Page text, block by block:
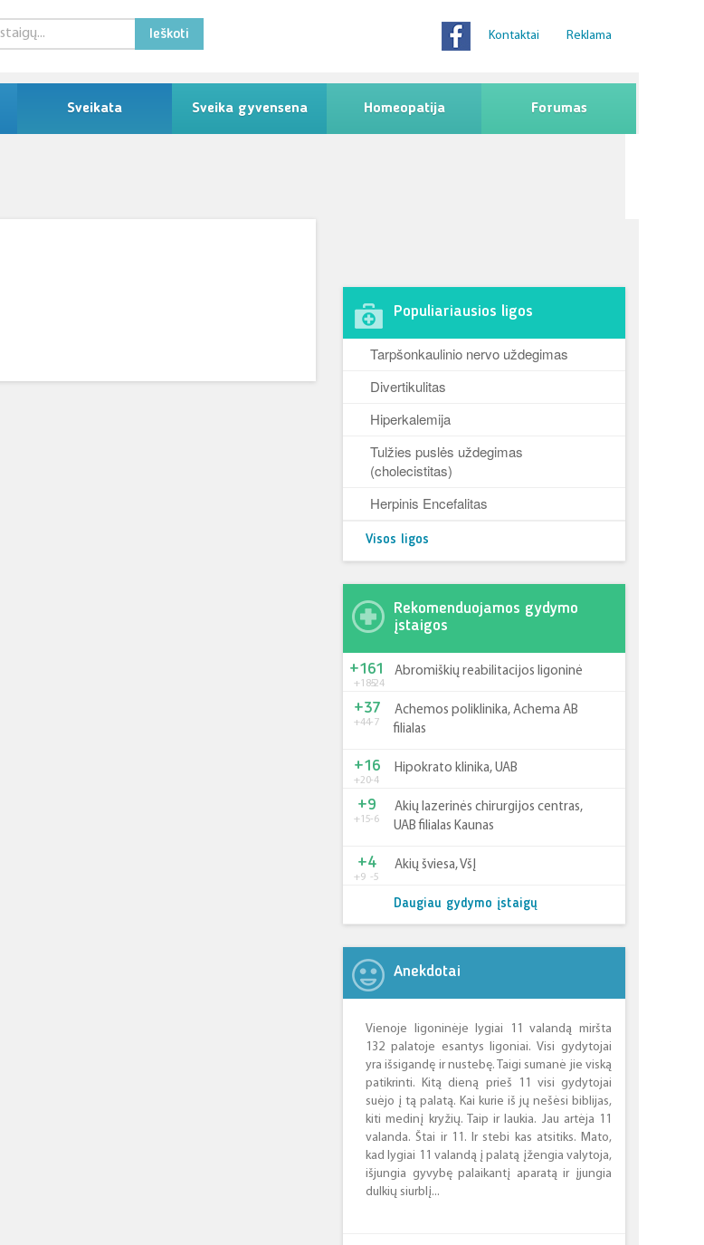
Ieškoti Kontaktai Reklama
Sveikata Sveika gyvensena Homeopatija Forumas
Populiariausios ligos
Tarpšonkaulinio nervo uždegimas
Divertikulitas
Hiperkalemija
Tulžies puslės uždegimas
(cholecistitas)
Herpinis Encefalitas
Visos ligos
Rekomenduojamos gydymo
įstaigos
+185-24
+161 Abromiškių reabilitacijos ligoninė
+44-7
+37
Achemos poliklinika, Achema AB
filialas
+20-4
+16 Hipokrato klinika, UAB
+15-6
+9
Akių lazerinės chirurgijos centras,
UAB filialas Kaunas
+9 -5
+4 Akių šviesa, VšĮ
Daugiau gydymo įstaigų
Anekdotai
Vienoje ligoninėje lygiai 11 valandą miršta
132 palatoje esantys ligoniai. Visi gydytojai
yra išsigandę ir nustebę. Taigi sumanė jie viską
patikrinti. Kitą dieną prieš 11 visi gydytojai
suėjo į tą palatą. Kai kurie iš jų nešėsi biblijas,
kiti medinį kryžių. Taip ir laukia. Jau artėja 11
valanda. Štai ir 11. Ir stebi kas atsitiks. Mato,
kad lygiai 11 valandą į palatą įžengia valytoja,
išjungia gyvybę palaikantį aparatą ir įjungia
dulkių siurblį...